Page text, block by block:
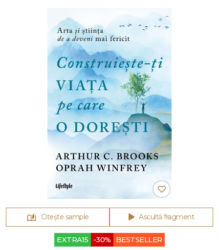
Citește sample Ascultă fragment
EXTRA15 -30% BESTSELLER